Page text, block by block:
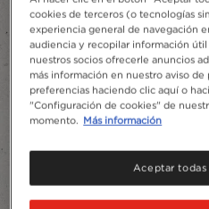
cookies de terceros (o tecnologías
experiencia general de navegación
audiencia y recopilar información
nuestros socios ofrecerle anuncios
más información en nuestro aviso
preferencias haciendo clic aquí o
"Configuración de cookies" de
momento. Más información
Aceptar todas